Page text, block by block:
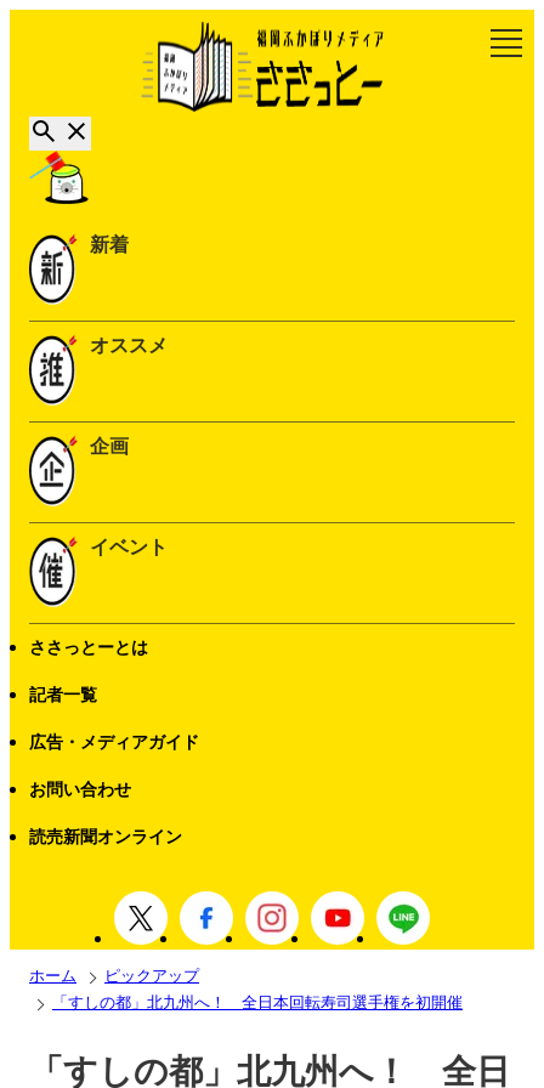
新着
オススメ
企画
イベント
ささっとーとは
記者一覧
広告・メディアガイド
お問い合わせ
読売新聞オンライン
ホーム
ピックアップ
「すしの都」北九州へ！ 全日本回転寿司選手権を初開催
「すしの都」北九州へ！ 全日